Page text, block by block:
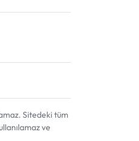
Sitedeki tüm
ve